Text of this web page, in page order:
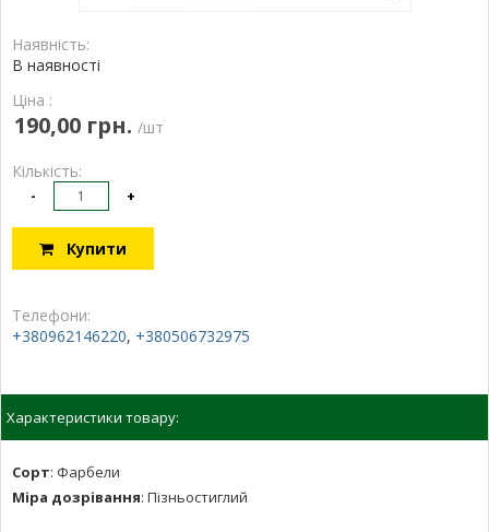
Наявність:
В наявності
Ціна :
190,00 грн. /шт
Кількість:
- +
Купити
Телефони:
+380962146220, +380506732975
Характеристики товару:
Сорт: Фарбели
Міра дозрівання: Пізньостиглий